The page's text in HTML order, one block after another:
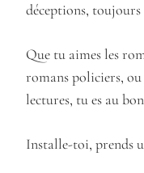
déceptions,
Que tu aimes les
romans policiers,
lectures, tu es au
Installe-toi, prends